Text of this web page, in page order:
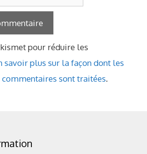
pour réduire les
savoir plus sur la façon dont les
commentaires sont traitées.